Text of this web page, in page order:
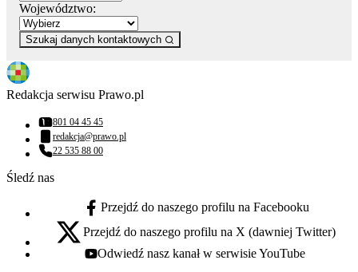
Województwo:
Szukaj danych kontaktowych
Redakcja serwisu Prawo.pl
Numer telefonu:
801 04 45 45
Adres email:
redakcja@prawo.pl
Numer telefonu:
22 535 88 00
Śledź nas
facebook - otwiera się w nowej karcie
Przejdź do naszego profilu na Facebooku
x - otwiera się w nowej karcie
Przejdź do naszego profilu na X (dawniej Twitter)
youtube - otwiera się w nowej karcie
Odwiedź nasz kanał w serwisie YouTube